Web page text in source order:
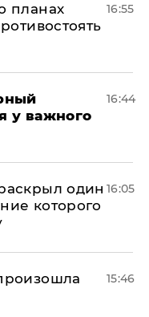
планах
16:55
у важного
16:44
один
которого
16:05
15:46